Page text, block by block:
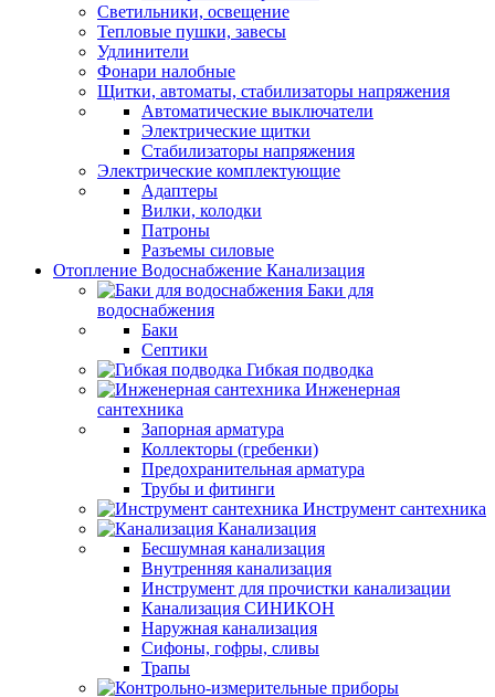
Светильники, освещение
Тепловые пушки, завесы
Удлинители
Фонари налобные
Щитки, автоматы, стабилизаторы напряжения
Автоматические выключатели
Электрические щитки
Стабилизаторы напряжения
Электрические комплектующие
Адаптеры
Вилки, колодки
Патроны
Разъемы силовые
Отопление Водоснабжение Канализация
Баки для
водоснабжения
Баки
Септики
Гибкая подводка
Инженерная
сантехника
Запорная арматура
Коллекторы (гребенки)
Предохранительная арматура
Трубы и фитинги
Инструмент сантехника
Канализация
Бесшумная канализация
Внутренняя канализация
Инструмент для прочистки канализации
Канализация СИНИКОН
Наружная канализация
Сифоны, гофры, сливы
Трапы